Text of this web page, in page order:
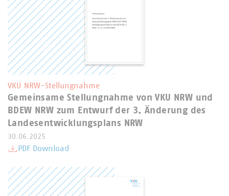
VKU NRW-Stellungnahme
Gemeinsame Stellungnahme von VKU NRW und
BDEW NRW zum Entwurf der 3. Änderung des
Landesentwicklungsplans NRW
30.06.2025
PDF Download